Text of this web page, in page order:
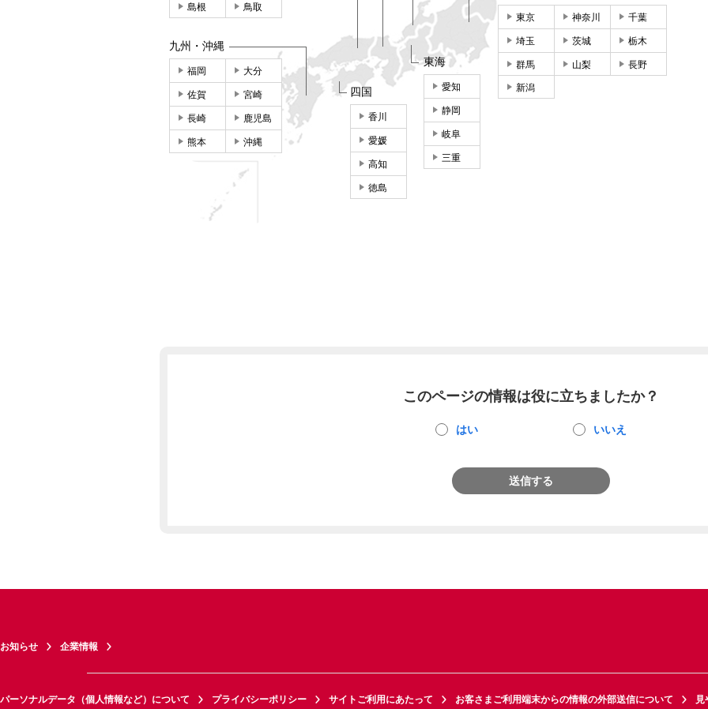
東京 神奈川 千葉
埼玉 茨城 栃木
群馬 山梨 長野
新潟
東海
愛知
静岡
岐阜
三重
島根 鳥取
四国
香川
愛媛
高知
徳島
九州・沖縄
福岡 大分
佐賀 宮崎
長崎 鹿児島
熊本 沖縄
このページの情報は役に立ちましたか？
はい いいえ
送信する
お知らせ 企業情報
パーソナルデータ（個人情報など）について プライバシーポリシー サイトご利用にあたって お客さまご利用端末からの情報の外部送信について 見